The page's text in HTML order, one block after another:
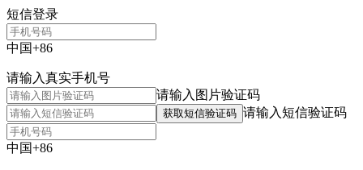
短信登录
中国+86
请输入真实手机号
请输入图片验证码
获取短信验证码 请输入短信验证码
中国+86